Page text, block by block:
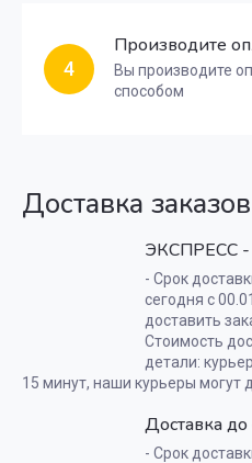
4
Производите
Вы производите
способом
Доставка заказов
ЭКСПРЕСС -
- Срок
сегодня с
доставить
Стоимость
детали:
15 минут, наши курьеры могут
Доставка до
- Срок